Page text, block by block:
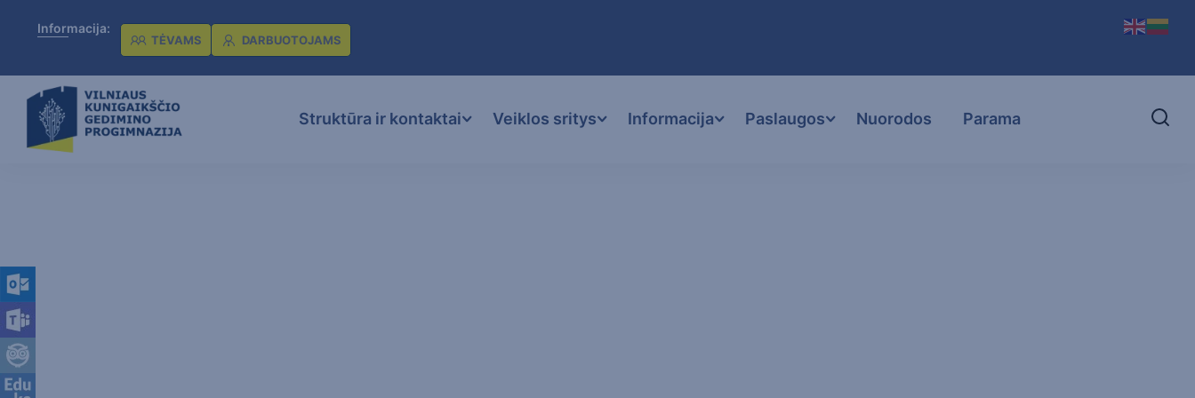
Informacija:
TĖVAMS DARBUOTOJAMS
Struktūra ir kontaktai Veiklos sritys Informacija Paslaugos Nuorodos Parama